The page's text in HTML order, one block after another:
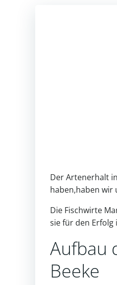
Der Artenerhalt
haben,haben wir
Die Fischwirte
sie für den Erfolg
Aufbau
Beeke